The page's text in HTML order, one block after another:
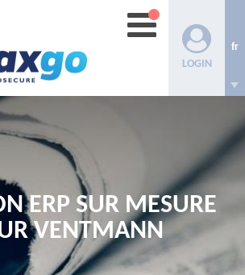
LOGIN
fr
ERP SUR MESURE
VENTMANN